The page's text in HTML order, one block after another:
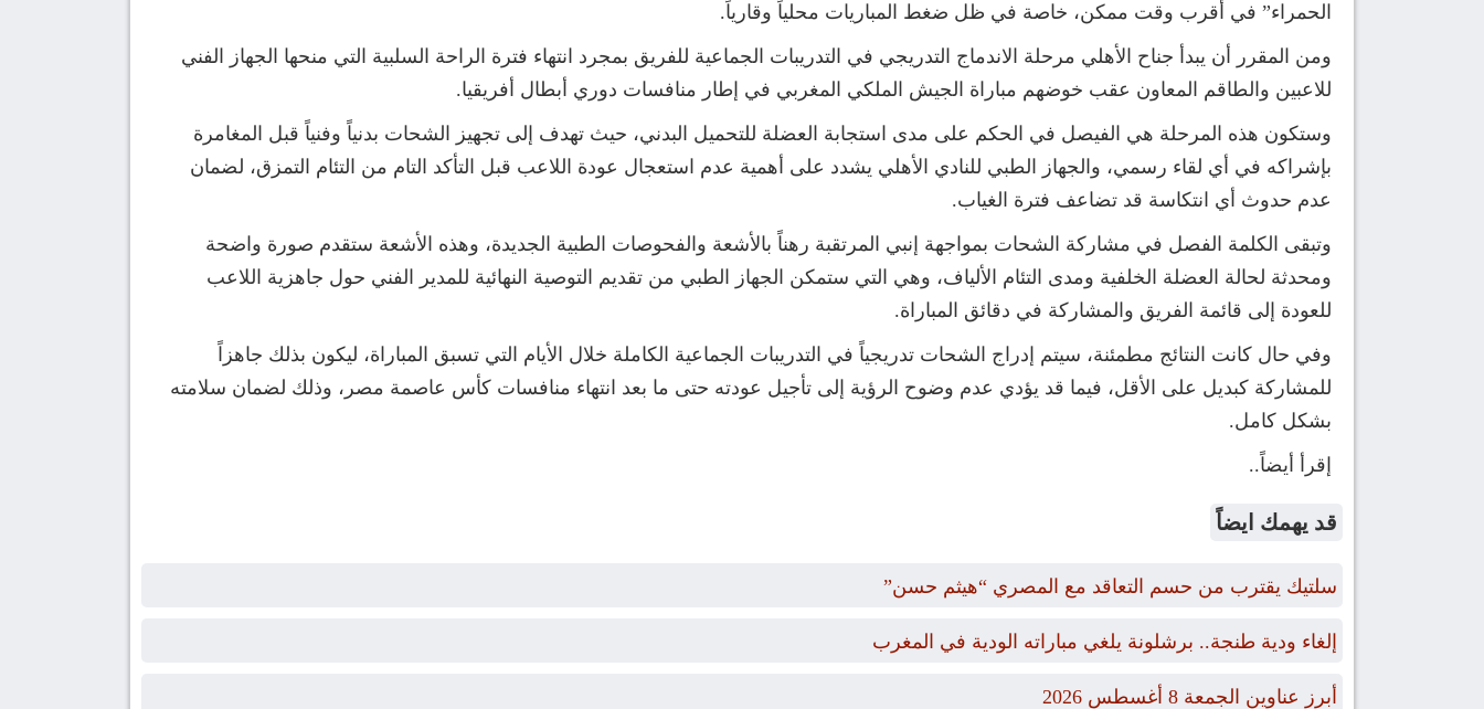
الحمراء” في أقرب وقت ممكن، خاصة في ظل ضغط المباريات محلياً وقارياً.
ومن المقرر أن يبدأ جناح الأهلي مرحلة الاندماج التدريجي في التدريبات الجماعية للفريق بمجرد انتهاء فترة الراحة السلبية التي منحها الجهاز الفني
للاعبين والطاقم المعاون عقب خوضهم مباراة الجيش الملكي المغربي في إطار منافسات دوري أبطال أفريقيا.
وستكون هذه المرحلة هي الفيصل في الحكم على مدى استجابة العضلة للتحميل البدني، حيث تهدف إلى تجهيز الشحات بدنياً وفنياً قبل المغامرة
بإشراكه في أي لقاء رسمي، والجهاز الطبي للنادي الأهلي يشدد على أهمية عدم استعجال عودة اللاعب قبل التأكد التام من التئام التمزق، لضمان
عدم حدوث أي انتكاسة قد تضاعف فترة الغياب.
وتبقى الكلمة الفصل في مشاركة الشحات بمواجهة إنبي المرتقبة رهناً بالأشعة والفحوصات الطبية الجديدة، وهذه الأشعة ستقدم صورة واضحة
ومحدثة لحالة العضلة الخلفية ومدى التئام الألياف، وهي التي ستمكن الجهاز الطبي من تقديم التوصية النهائية للمدير الفني حول جاهزية اللاعب
للعودة إلى قائمة الفريق والمشاركة في دقائق المباراة.
وفي حال كانت النتائج مطمئنة، سيتم إدراج الشحات تدريجياً في التدريبات الجماعية الكاملة خلال الأيام التي تسبق المباراة، ليكون بذلك جاهزاً
للمشاركة كبديل على الأقل، فيما قد يؤدي عدم وضوح الرؤية إلى تأجيل عودته حتى ما بعد انتهاء منافسات كأس عاصمة مصر، وذلك لضمان سلامته
بشكل كامل.
إقرأ أيضاً..
قد يهمك ايضاً
سلتيك يقترب من حسم التعاقد مع المصري “هيثم حسن”
إلغاء ودية طنجة.. برشلونة يلغي مباراته الودية في المغرب
أبرز عناوين الجمعة 8 أغسطس 2026